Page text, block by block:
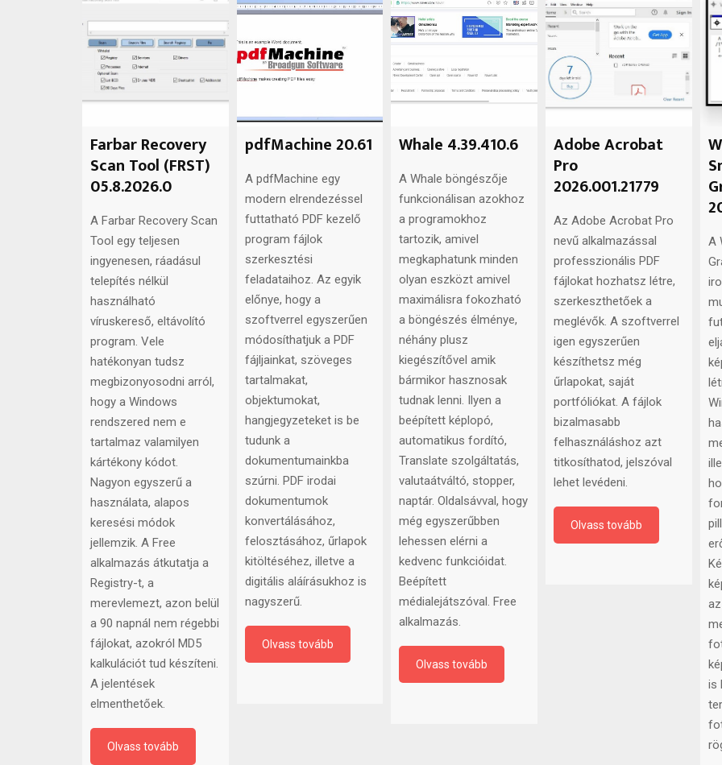
Farbar Recovery
Scan Tool (FRST)
05.8.2026.0
A Farbar Recovery Scan
Tool egy teljesen
ingyenesen, ráadásul
telepítés nélkül
használható
víruskereső, eltávolító
program. Vele
hatékonyan tudsz
megbizonyosodni arról,
hogy a Windows
rendszered nem e
tartalmaz valamilyen
kártékony kódot.
Nagyon egyszerű a
használata, alapos
keresési módok
jellemzik. A Free
alkalmazás átkutatja a
Registry-t, a
merevlemezt, azon belül
a 90 napnál nem régebbi
fájlokat, azokról MD5
kalkulációt tud készíteni.
A jelentések
elmenthetőek.
pdfMachine 20.61
A pdfMachine egy
modern elrendezéssel
futtatható PDF kezelő
program fájlok
szerkesztési
feladataihoz. Az egyik
előnye, hogy a
szoftverrel egyszerűen
módosíthatjuk a PDF
fájljainkat, szöveges
tartalmakat,
objektumokat,
hangjegyzeteket is be
tudunk a
dokumentumainkba
szúrni. PDF irodai
dokumentumok
konvertálásához,
felosztásához, űrlapok
kitöltéséhez, illetve a
digitális aláírásukhoz is
nagyszerű.
Whale 4.39.410.6
A Whale böngészője
funkcionálisan azokhoz
a programokhoz
tartozik, amivel
megkaphatunk minden
olyan eszközt amivel
maximálisra fokozható
a böngészés élménye,
néhány plusz
kiegészítővel amik
bármikor hasznosak
tudnak lenni. Ilyen a
beépített képlopó,
automatikus fordító,
Translate szolgáltatás,
valutaátváltó, stopper,
naptár. Oldalsávval, hogy
még egyszerűbben
lehessen elérni a
kedvenc funkcióidat.
Beépített
médialejátszóval. Free
alkalmazás.
Adobe Acrobat
Pro
2026.001.21779
Az Adobe Acrobat Pro
nevű alkalmazással
professzionális PDF
fájlokat hozhatsz létre,
szerkeszthetőek a
meglévők. A szoftverrel
igen egyszerűen
készíthetsz még
űrlapokat, saját
portfóliókat. A fájlok
bizalmasabb
felhasználáshoz azt
titkosíthatod, jelszóval
lehet levédeni.
A
is